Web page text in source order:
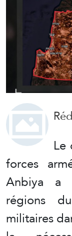
forces
Anbiya a
régions
militaires